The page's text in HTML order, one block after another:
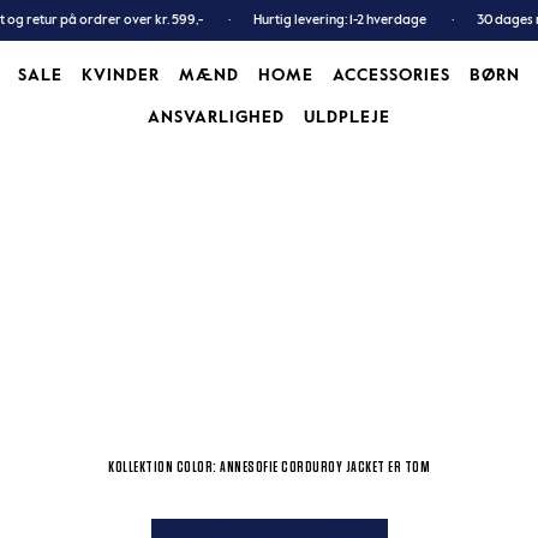
og retur på ordrer over kr. 599,- Hurtig levering: 1-2 hverdage 30 dages
SALE KVINDER MÆND HOME ACCESSORIES BØRN
ANSVARLIGHED
ULDPLEJE
KOLLEKTION COLOR: ANNESOFIE CORDUROY JACKET ER TOM